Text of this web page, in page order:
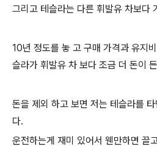
그리고 테슬라는 다른 휘발유 차보다
10년 정도를 놓 고 구매 가격과 유지
슬라가 휘발유 차 보다 조금 더 돈이
돈을 제외 하고 보면 저는 테슬라를
다.
운전하는게 재미 있어서 웬만하면 끌